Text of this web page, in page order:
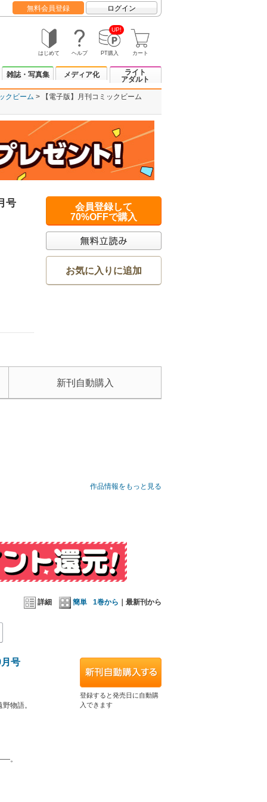
無料会員登録 ログイン
はじめて ヘルプ
UP!
PT購入 カート
雑誌・写真集 メディア化
ライト
アダルト
クビーム
【電子版】月刊コミックビーム
号
会員登録して
70%OFFで購入
お気に入りに追加
新刊自動購入
作品情報をもっと見る
詳細 簡単 1巻から ｜最新刊から
登録すると発売日に自動購
入できます
号
物語。
。